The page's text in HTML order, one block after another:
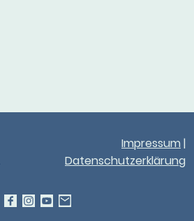
Impressum |
Datenschutzerklärung